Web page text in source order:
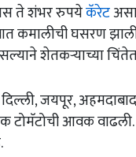
ते शंभर रुपयेकॅरेट
कमालीची घसरण
शेतकऱ्याच्या
जयपूर,
टोमॅटोची आवक